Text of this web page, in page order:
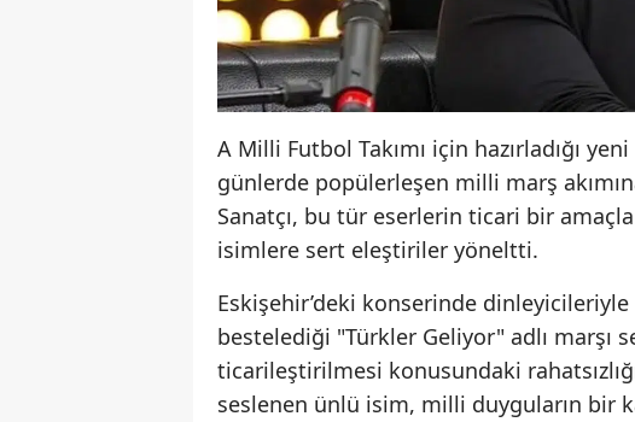
A Milli Futbol Takımı için hazırladığı
günlerde popülerleşen milli marş
Sanatçı, bu tür eserlerin ticari bir
isimlere sert eleştiriler yöneltti.
Eskişehir’deki konserinde
bestelediği "Türkler Geliyor" adlı marşı
ticarileştirilmesi konusundaki
seslenen ünlü isim, milli duyguların bir